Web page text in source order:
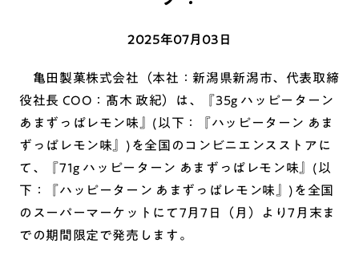
2025年07月03日
亀田製菓株式会社（本社：新潟県新潟市、代表取締
役社長 COO：髙木 政紀）は、『35g ハッピーターン
あまずっぱレモン味』(以下：『ハッピーターン あま
ずっぱレモン味』)を全国のコンビニエンスストアに
て、『71g ハッピーターン あまずっぱレモン味』(以
下：『ハッピーターン あまずっぱレモン味』)を全国
のスーパーマーケットにて7月7日（月）より7月末ま
での期間限定で発売します。